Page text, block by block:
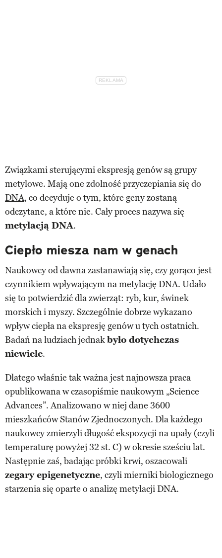
Związkami sterującymi ekspresją genów są grupy
metylowe. Mają one zdolność przyczepiania się do
DNA, co decyduje o tym, które geny zostaną
odczytane, a które nie. Cały proces nazywa się
metylacją DNA.
Ciepło miesza nam w genach
Naukowcy od dawna zastanawiają się, czy gorąco jest
czynnikiem wpływającym na metylację DNA. Udało
się to potwierdzić dla zwierząt: ryb, kur, świnek
morskich i myszy. Szczególnie dobrze wykazano
wpływ ciepła na ekspresję genów u tych ostatnich.
Badań na ludziach jednakbyło dotychczas
niewiele.
Dlatego właśnie tak ważna jest najnowsza praca
opublikowana w czasopiśmie naukowym „Science
Advances”. Analizowano w niej dane 3600
mieszkańców Stanów Zjednoczonych. Dla każdego
naukowcy zmierzyli długość ekspozycji na upały (czyli
temperaturę powyżej 32 st. C) w okresie sześciu lat.
Następnie zaś, badając próbki krwi, oszacowali
zegary epigenetyczne, czyli mierniki biologicznego
starzenia się oparte o analizę metylacji DNA.